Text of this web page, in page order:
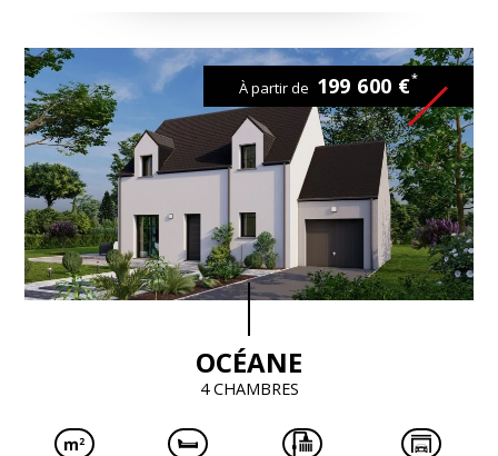
OCÉANE
4 CHAMBRES
À partir de 199 600 €*